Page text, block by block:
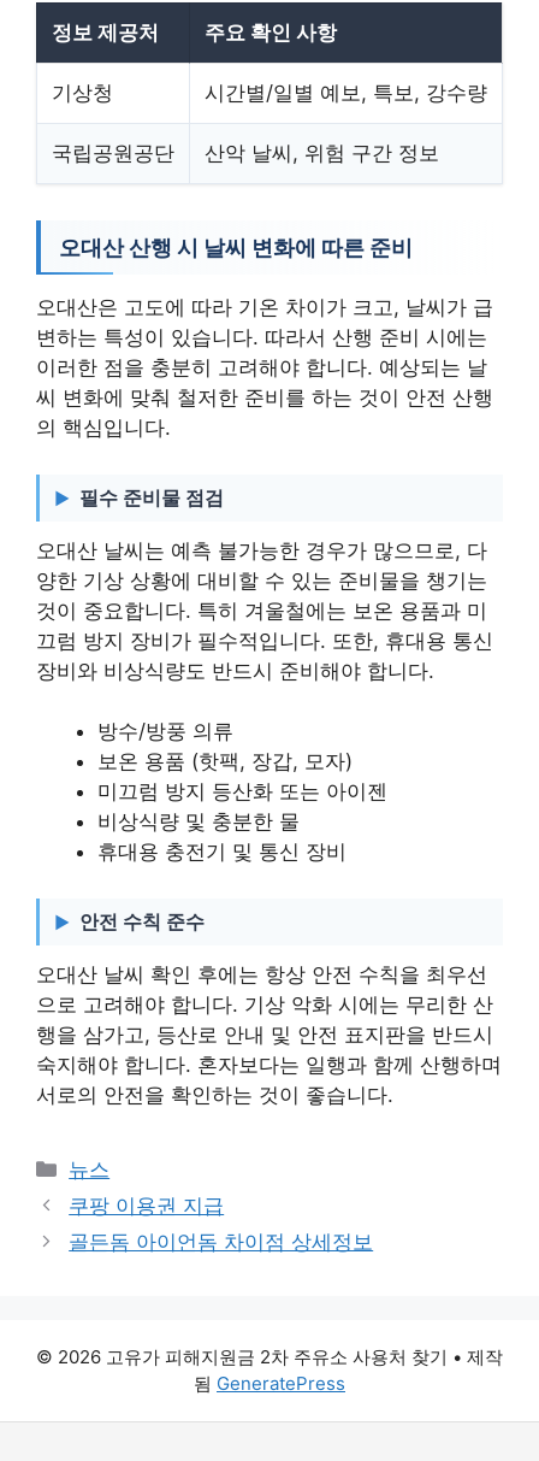
정보 제공처 주요 확인 사항
기상청 시간별/일별 예보, 특보, 강수량
국립공원공단 산악 날씨, 위험 구간 정보
오대산 산행 시 날씨 변화에 따른 준비
오대산은 고도에 따라 기온 차이가 크고, 날씨가 급
변하는 특성이 있습니다. 따라서 산행 준비 시에는
이러한 점을 충분히 고려해야 합니다. 예상되는 날
씨 변화에 맞춰 철저한 준비를 하는 것이 안전 산행
의 핵심입니다.
필수 준비물 점검
오대산 날씨는 예측 불가능한 경우가 많으므로, 다
양한 기상 상황에 대비할 수 있는 준비물을 챙기는
것이 중요합니다. 특히 겨울철에는 보온 용품과 미
끄럼 방지 장비가 필수적입니다. 또한, 휴대용 통신
장비와 비상식량도 반드시 준비해야 합니다.
방수/방풍 의류
보온 용품 (핫팩, 장갑, 모자)
미끄럼 방지 등산화 또는 아이젠
비상식량 및 충분한 물
휴대용 충전기 및 통신 장비
안전 수칙 준수
오대산 날씨 확인 후에는 항상 안전 수칙을 최우선
으로 고려해야 합니다. 기상 악화 시에는 무리한 산
행을 삼가고, 등산로 안내 및 안전 표지판을 반드시
숙지해야 합니다. 혼자보다는 일행과 함께 산행하며
서로의 안전을 확인하는 것이 좋습니다.
카
테
고
리
뉴스
쿠팡 이용권 지급
골든돔 아이언돔 차이점 상세정보
© 2026 고유가 피해지원금 2차 주유소 사용처 찾기 • 제작
됨 GeneratePress